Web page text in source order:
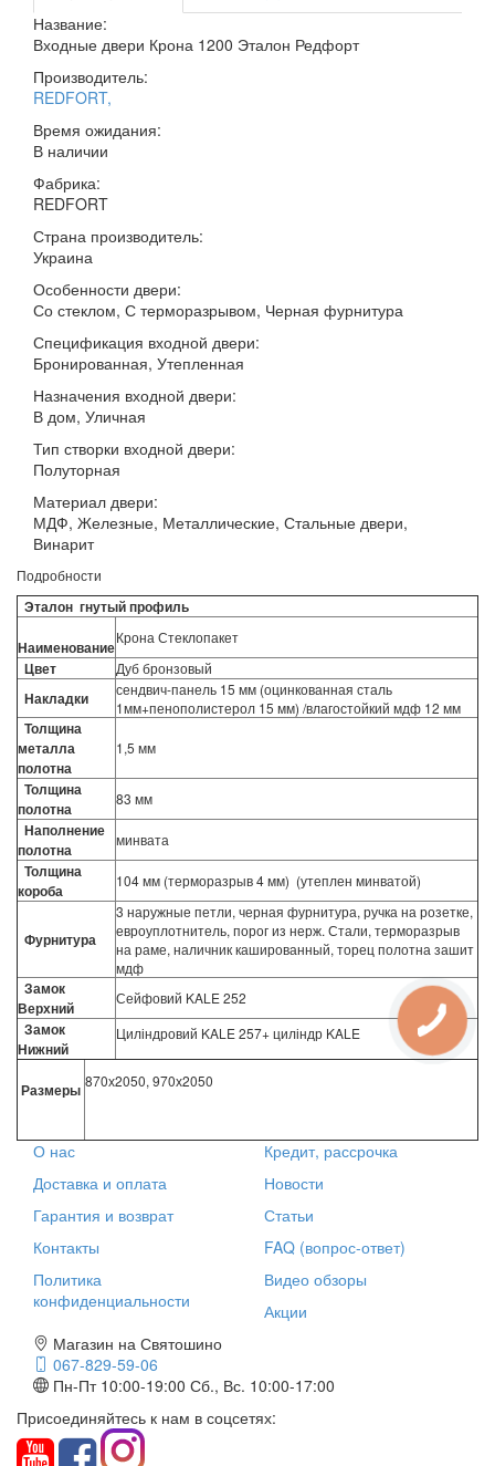
Название:
Входные двери Крона 1200 Эталон Редфорт
Производитель:
REDFORT,
Время ожидания:
В наличии
Фабрика:
REDFORT
Страна производитель:
Украина
Особенности двери:
Со стеклом, С терморазрывом, Черная фурнитура
Спецификация входной двери:
Бронированная, Утепленная
Назначения входной двери:
В дом, Уличная
Тип створки входной двери:
Полуторная
Материал двери:
МДФ, Железные, Металлические, Стальные двери,
Винарит
Подробности
Эталон гнутый профиль
Наименование
Крона Стеклопакет
Цвет Дуб бронзовый
Накладки
сендвич-панель 15 мм (оцинкованная сталь
1мм+пенополистерол 15 мм) /влагостойкий мдф 12 мм
Толщина
металла
полотна
1,5 мм
Толщина
полотна
83 мм
Наполнение
полотна
минвата
Толщина
короба
104 мм (терморазрыв 4 мм) (утеплен минватой)
Фурнитура
3 наружные петли, черная фурнитура, ручка на розетке,
евроуплотнитель, порог из нерж. Стали, терморазрыв
на раме, наличник кашированный, торец полотна зашит
мдф
Замок
Верхний
Сейфовий KALE 252
Замок
Нижний
Циліндровий KALE 257+ циліндр KALE
Размеры 870х2050, 970х2050
О нас
Доставка и оплата
Гарантия и возврат
Контакты
Политика
конфиденциальности
Кредит, рассрочка
Новости
Статьи
FAQ (вопрос-ответ)
Видео обзоры
Акции
Магазин на Святошино
067-829-59-06
Пн-Пт 10:00-19:00 Сб., Вс. 10:00-17:00
Присоединяйтесь к нам в соцсетях: